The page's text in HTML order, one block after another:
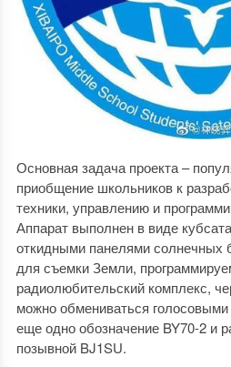
Основная задача проекта –
приобщение школьников к
техники, управлению и
Аппарат выполнен в виде
откидными панелями солнечных
для съемки Земли,
радиолюбительский комплекс,
можно обмениваться
еще одно обозначение BY70-2 и
позывной BJ1SU.